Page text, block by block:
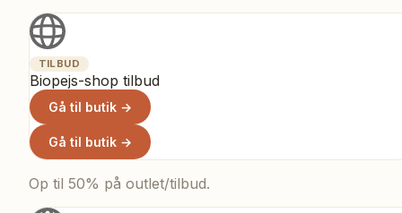
TILBUD
Biopejs-shop tilbud
Gå til butik →
Gå til butik →
Op til 50% på outlet/tilbud.